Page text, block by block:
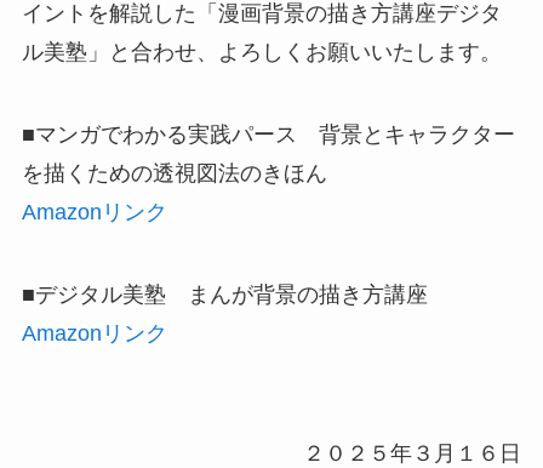
イントを解説した「漫画背景の描き方講座デジタ
ル美塾」と合わせ、よろしくお願いいたします。
■マンガでわかる実践パース 背景とキャラクター
を描くための透視図法のきほん
Amazonリンク
■デジタル美塾 まんが背景の描き方講座
Amazonリンク
２０２５年３月１６日